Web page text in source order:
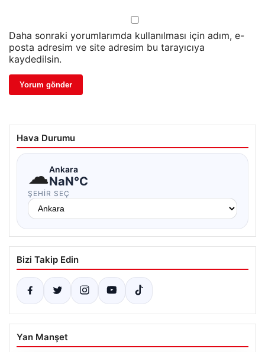
Daha sonraki yorumlarımda kullanılması için adım, e-
posta adresim ve site adresim bu tarayıcıya
kaydedilsin.
Hava Durumu
☁Ankara
NaN°C
ŞEHIR SEÇ
Bizi Takip Edin
Yan Manşet